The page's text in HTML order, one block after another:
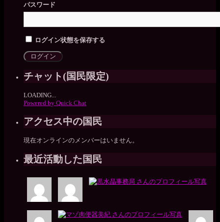
パスワード
ログイン状態を保存する
チャット(国民限定)
LOADING...
Powered by Quick Chat
アクセス中の国民
現在オンラインのメンバーはいません。
最近活動した国民